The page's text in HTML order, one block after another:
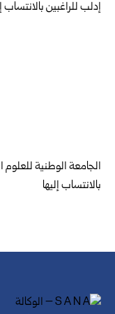
الجامعة الوطنية للعلوم
بالانتساب إليها